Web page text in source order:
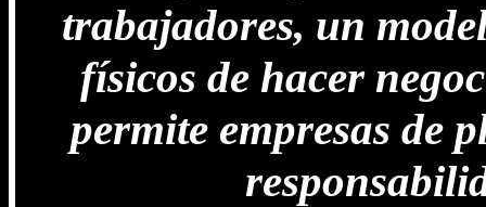
trabajadores, un
físicos de hacer
permite empresas de